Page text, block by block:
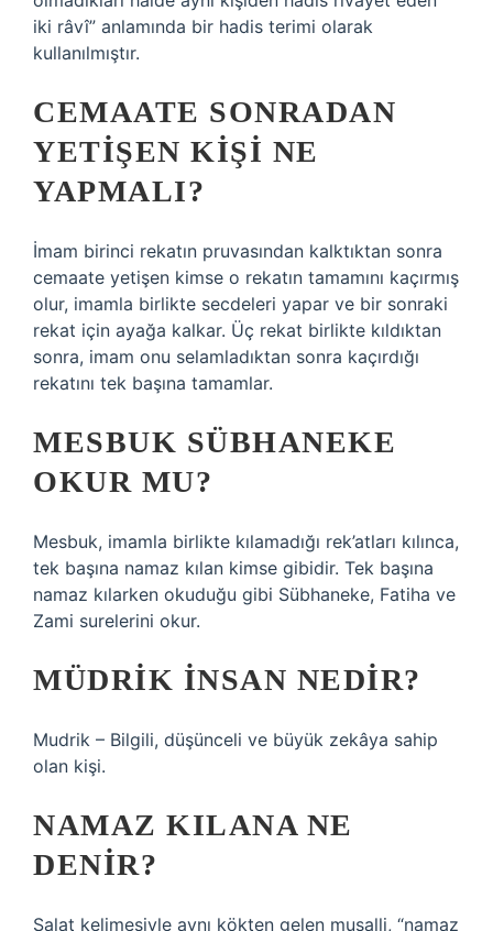
iki râvî” anlamında bir hadis terimi olarak
kullanılmıştır.
CEMAATE SONRADAN
YETIŞEN KIŞI NE
YAPMALI?
İmam birinci rekatın pruvasından kalktıktan sonra
cemaate yetişen kimse o rekatın tamamını kaçırmış
olur, imamla birlikte secdeleri yapar ve bir sonraki
rekat için ayağa kalkar. Üç rekat birlikte kıldıktan
sonra, imam onu ​​selamladıktan sonra kaçırdığı
rekatını tek başına tamamlar.
MESBUK SÜBHANEKE
OKUR MU?
Mesbuk, imamla birlikte kılamadığı rek’atları kılınca,
tek başına namaz kılan kimse gibidir. Tek başına
namaz kılarken okuduğu gibi Sübhaneke, Fatiha ve
Zami surelerini okur.
MÜDRIK INSAN NEDIR?
Mudrik – Bilgili, düşünceli ve büyük zekâya sahip
olan kişi.
NAMAZ KILANA NE
DENIR?
Salat kelimesiyle aynı kökten gelen musalli, “namaz